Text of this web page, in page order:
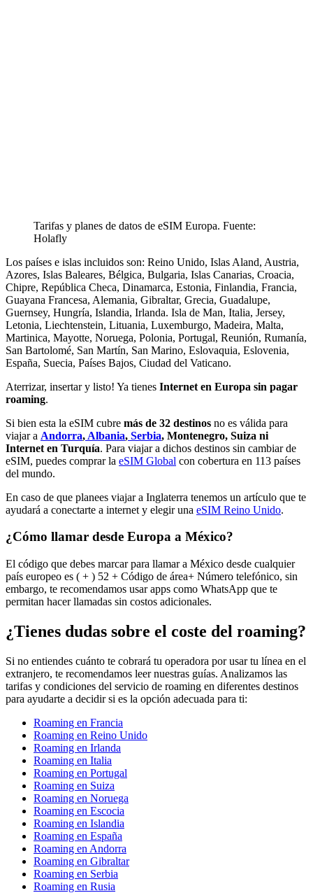
Tarifas y planes de datos de eSIM Europa. Fuente:
Holafly
Los países e islas incluidos son: Reino Unido, Islas Aland, Austria,
Azores, Islas Baleares, Bélgica, Bulgaria, Islas Canarias, Croacia,
Chipre, República Checa, Dinamarca, Estonia, Finlandia, Francia,
Guayana Francesa, Alemania, Gibraltar, Grecia, Guadalupe,
Guernsey, Hungría, Islandia, Irlanda. Isla de Man, Italia, Jersey,
Letonia, Liechtenstein, Lituania, Luxemburgo, Madeira, Malta,
Martinica, Mayotte, Noruega, Polonia, Portugal, Reunión, Rumanía,
San Bartolomé, San Martín, San Marino, Eslovaquia, Eslovenia,
España, Suecia, Países Bajos, Ciudad del Vaticano.
Aterrizar, insertar y listo! Ya tienes Internet en Europa sin pagar
roaming.
Si bien esta la eSIM cubre más de 32 destinos no es válida para
viajar a Andorra, Albania, Serbia, Montenegro, Suiza ni
Internet en Turquía. Para viajar a dichos destinos sin cambiar de
eSIM, puedes comprar la eSIM Global con cobertura en 113 países
del mundo.
En caso de que planees viajar a Inglaterra tenemos un artículo que te
ayudará a conectarte a internet y elegir una eSIM Reino Unido.
¿Cómo llamar desde Europa a México?
El código que debes marcar para llamar a México desde cualquier
país europeo es ( + ) 52 + Código de área+ Número telefónico, sin
embargo, te recomendamos usar apps como WhatsApp que te
permitan hacer llamadas sin costos adicionales.
¿Tienes dudas sobre el coste del roaming?
Si no entiendes cuánto te cobrará tu operadora por usar tu línea en el
extranjero, te recomendamos leer nuestras guías. Analizamos las
tarifas y condiciones del servicio de roaming en diferentes destinos
para ayudarte a decidir si es la opción adecuada para ti:
Roaming en Francia
Roaming en Reino Unido
Roaming en Irlanda
Roaming en Italia
Roaming en Portugal
Roaming en Suiza
Roaming en Noruega
Roaming en Escocia
Roaming en Islandia
Roaming en España
Roaming en Andorra
Roaming en Gibraltar
Roaming en Serbia
Roaming en Rusia